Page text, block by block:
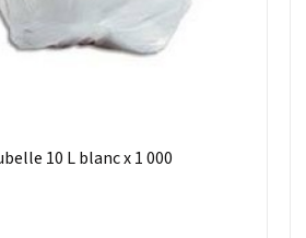
10 L blanc x 1 000